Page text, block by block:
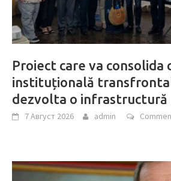
Proiect care va consolida
instituțională
dezvolta o infrastructură
7 Август 2026 admin